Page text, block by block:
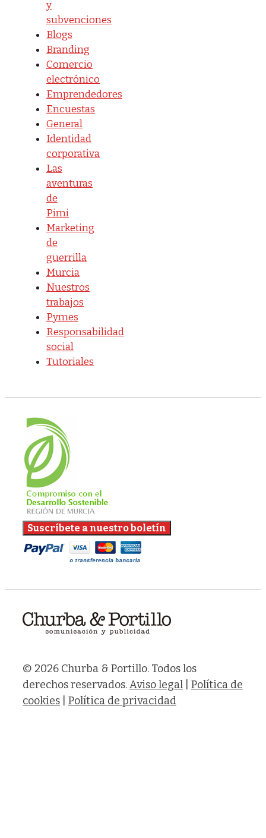
y
subvenciones
Blogs
Branding
Comercio
electrónico
Emprendedores
Encuestas
General
Identidad
corporativa
Las
aventuras
de
Pimi
Marketing
de
guerrilla
Murcia
Nuestros
trabajos
Pymes
Responsabilidad
social
Tutoriales
© 2026 Churba & Portillo. Todos los
derechos reservados.Aviso legal
Política de
cookies
Política de privacidad